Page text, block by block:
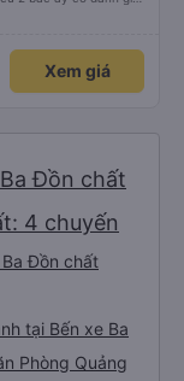
2 bác nói rất to. To
của mình, mình hỗ
bạn nữ lễ tân xinh
là (một mình) yêu
Xem giá
Đồn chất
4 chuyến
Đồn chất
tại Bến xe Ba
Phòng Quảng